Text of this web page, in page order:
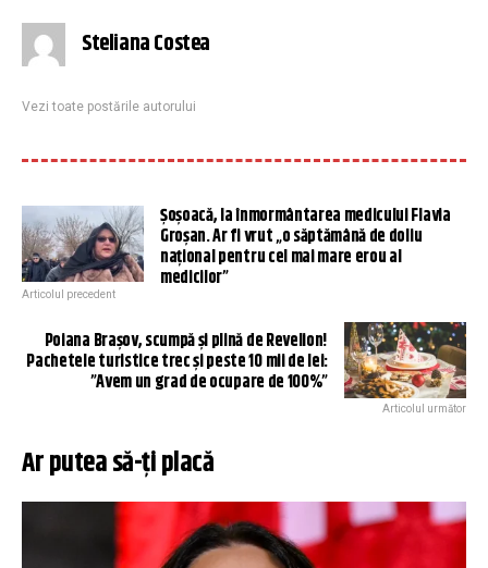
Steliana Costea
Vezi toate postările autorului
Șoșoacă, la înmormântarea medicului Flavia
Groșan. Ar fi vrut „o săptămână de doliu
național pentru cel mai mare erou al
medicilor”
Articolul precedent
Poiana Brașov, scumpă și plină de Revelion!
Pachetele turistice trec și peste 10 mii de lei:
”Avem un grad de ocupare de 100%”
Articolul următor
Ar putea să-ți placă